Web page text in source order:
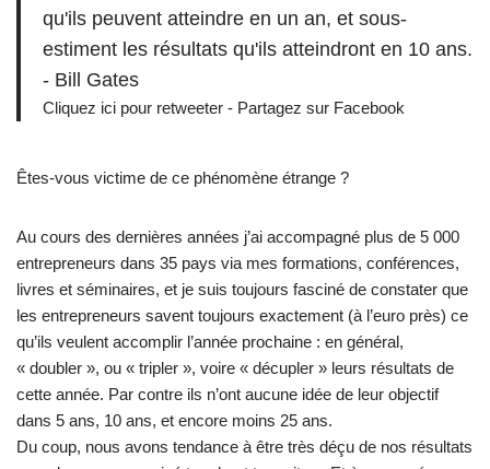
qu'ils peuvent atteindre en un an, et sous-
estiment les résultats qu'ils atteindront en 10 ans.
- Bill Gates
Cliquez ici pour retweeter - Partagez sur Facebook
Êtes-vous victime de ce phénomène étrange ?
Au cours des dernières années j’ai accompagné plus de 5 000
entrepreneurs dans 35 pays via mes formations, conférences,
livres et séminaires, et je suis toujours fasciné de constater que
les entrepreneurs savent toujours exactement (à l’euro près) ce
qu’ils veulent accomplir l’année prochaine : en général,
« doubler », ou « tripler », voire « décupler » leurs résultats de
cette année. Par contre ils n’ont aucune idée de leur objectif
dans 5 ans, 10 ans, et encore moins 25 ans.
Du coup, nous avons tendance à être très déçu de nos résultats